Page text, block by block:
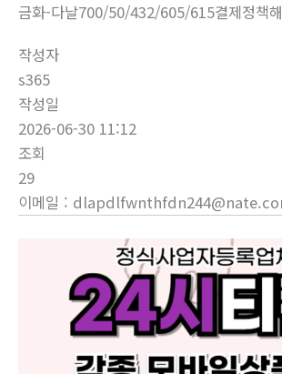
금화-다날700/50/432/605/615결제정책
작성자
s365
작성일
2026-06-30 11:12
조회
29
이메일 :